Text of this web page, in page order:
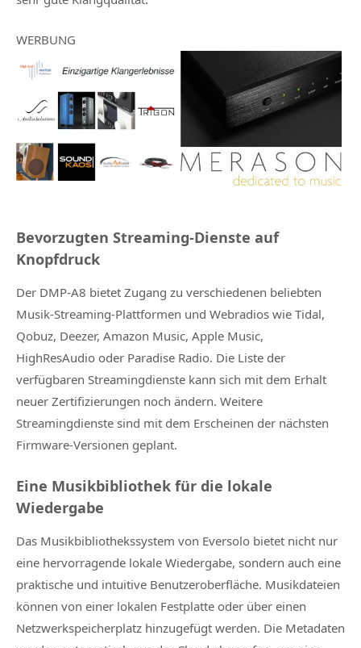
WERBUNG
Bevorzugten Streaming-Dienste auf
Knopfdruck
Der DMP-A8 bietet Zugang zu verschiedenen beliebten
Musik-Streaming-Plattformen und Webradios wie Tidal,
Qobuz, Deezer, Amazon Music, Apple Music,
HighResAudio oder Paradise Radio. Die Liste der
verfügbaren Streamingdienste kann sich mit dem Erhalt
neuer Zertifizierungen noch ändern. Weitere
Streamingdienste sind mit dem Erscheinen der nächsten
Firmware-Versionen geplant.
Eine Musikbibliothek für die lokale
Wiedergabe
Das Musikbibliothekssystem von Eversolo bietet nicht nur
eine hervorragende lokale Wiedergabe, sondern auch eine
praktische und intuitive Benutzeroberfläche. Musikdateien
können von einer lokalen Festplatte oder über einen
Netzwerkspeicherplatz hinzugefügt werden. Die Metadaten